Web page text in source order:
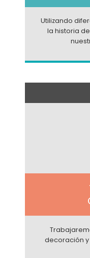
Utilizando
la historia
decoración